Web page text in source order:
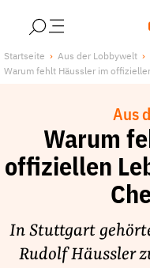
Über uns
Finanzierung
Jobs
Publikationen und Material
Unsere Schwerpunkte
Lobbykontrolle und Regeln
Startseite
Aus der Lobbywelt
Warum fehlt Häussler im
Aus
Warum
offiziellen
In Stuttgart
Rudolf Häussler